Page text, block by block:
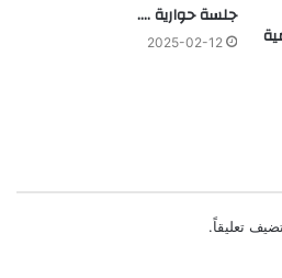
جلسة حوارية ….
2025-02-12
تعليقاً.